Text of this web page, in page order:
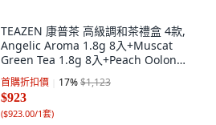
TEAZEN 康普茶 高級調和茶禮盒 4款,
Angelic Aroma 1.8g 8入+Muscat
Green Tea 1.8g 8入+Peach Oolong
1.8 8入+Darjeeling Champagne 1.5
8入, 1組
首購折扣價 17%$1,123
$923
($923.00/1套)